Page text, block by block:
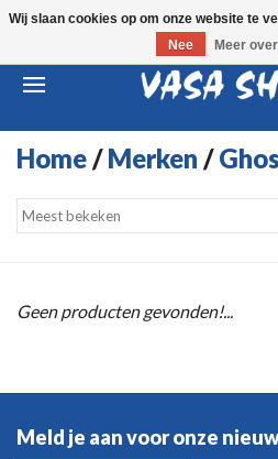
Home/Merken /
Geen producten gevonden!...
Meld je aan voor onze
Wij slaan cookies op om onze website te
Nee
Meer